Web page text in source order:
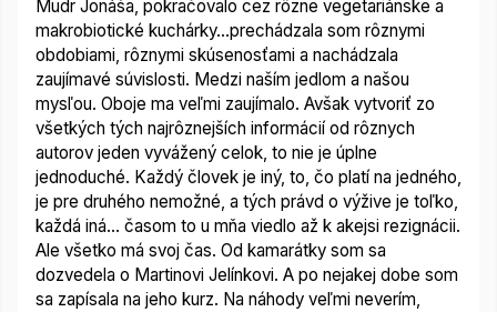
Mudr Jonáša, pokračovalo cez rôzne vegetariánske a
makrobiotické kuchárky…prechádzala som rôznymi
obdobiami, rôznymi skúsenosťami a nachádzala
zaujímavé súvislosti. Medzi naším jedlom a našou
mysľou. Oboje ma veľmi zaujímalo. Avšak vytvoriť zo
všetkých tých najrôznejších informácií od rôznych
autorov jeden vyvážený celok, to nie je úplne
jednoduché. Každý človek je iný, to, čo platí na jedného,
je pre druhého nemožné, a tých právd o výžive je toľko,
každá iná… časom to u mňa viedlo až k akejsi rezignácii.
Ale všetko má svoj čas. Od kamarátky som sa
dozvedela o Martinovi Jelínkovi. A po nejakej dobe som
sa zapísala na jeho kurz. Na náhody veľmi neverím,